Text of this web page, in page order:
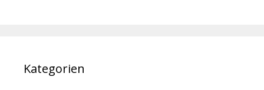
Kategorien